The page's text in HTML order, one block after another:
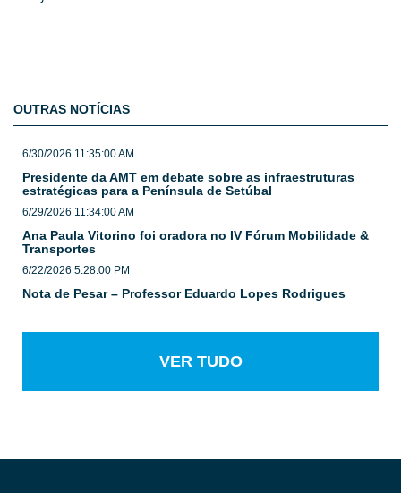
OUTRAS NOTÍCIAS
6/30/2026 11:35:00 AM
Presidente da AMT em debate sobre as infraestruturas
estratégicas para a Península de Setúbal
6/29/2026 11:34:00 AM
Ana Paula Vitorino foi oradora no IV Fórum Mobilidade &
Transportes
6/22/2026 5:28:00 PM
Nota de Pesar – Professor Eduardo Lopes Rodrigues
VER TUDO